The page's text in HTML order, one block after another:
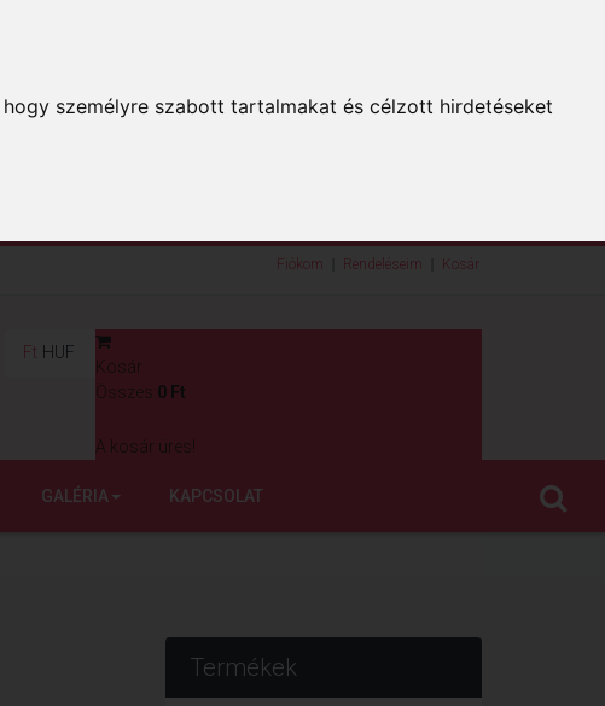
személyre szabott tartalmakat és célzott hirdetéseket
Fiókom Rendeléseim Kosár
Ft HUF
Kosár
Összes: 0 Ft
A kosár üres!
GALÉRIA KAPCSOLAT
Termékek